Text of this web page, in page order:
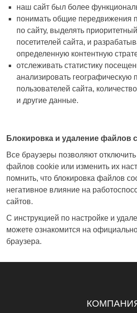
наш сайт был более
понимать общие передвижения
по сайту, выделять
посетителей сайта, и
определенную контентную
отслеживать статистику
анализировать географическую
пользователей сайта,
и другие данные.
Блокировка и удаление файлов
Все браузеры позволяют
файловcookie или изменить их
помнить, что блокировка файлов
негативное влияние на
сайтов.
С инструкцией по настройке и
можете ознакомится на
браузера.